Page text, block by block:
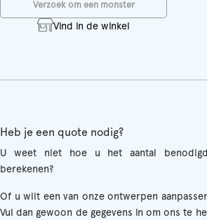
Verzoek om een monster
Vind in de winkel
Heb je een quote nodig?
U weet niet hoe u het aantal
berekenen?
Of u wilt een van onze ontwerpen
Vul dan gewoon de gegevens in om ons te